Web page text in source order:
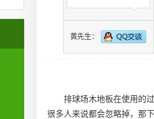
排球场木地板在使用的
很多人来说都会忽略掉，那
黄先生：